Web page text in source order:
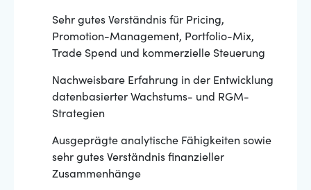
Sehr gutes Verständnis für Pricing,
Promotion-Management, Portfolio-Mix,
Trade Spend und kommerzielle Steuerung
Nachweisbare Erfahrung in der Entwicklung
datenbasierter Wachstums- und RGM-
Strategien
Ausgeprägte analytische Fähigkeiten sowie
sehr gutes Verständnis finanzieller
Zusammenhänge